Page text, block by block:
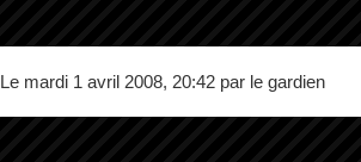
Le mardi 1 avril 2008, 20:42 par le gardien